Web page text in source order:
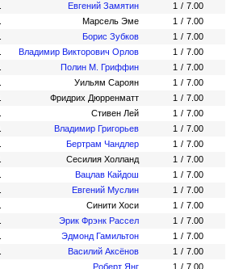
Евгений Замятин 1 / 7.00
Марсель Эме 1 / 7.00
Борис Зубков 1 / 7.00
Владимир Викторович Орлов 1 / 7.00
Полин М. Гриффин 1 / 7.00
Уильям Сароян 1 / 7.00
Фридрих Дюрренматт 1 / 7.00
Стивен Лей 1 / 7.00
Владимир Григорьев 1 / 7.00
Бертрам Чандлер 1 / 7.00
Сесилия Холланд 1 / 7.00
Вацлав Кайдош 1 / 7.00
Евгений Муслин 1 / 7.00
Синити Хоси 1 / 7.00
Эрик Фрэнк Рассел 1 / 7.00
Эдмонд Гамильтон 1 / 7.00
Василий Аксёнов 1 / 7.00
Роберт Янг 1 / 7.00